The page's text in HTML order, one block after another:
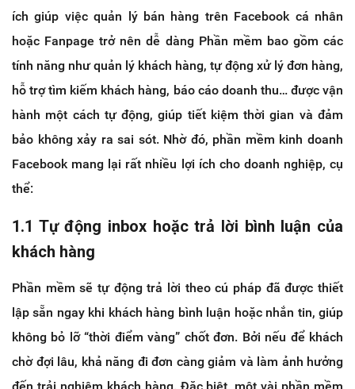
ích giúp việc quản lý bán hàng trên Facebook cá nhân
hoặc Fanpage trở nên dễ dàng Phần mềm bao gồm các
tính năng như quản lý khách hàng, tự động xử lý đơn hàng,
hỗ trợ tìm kiếm khách hàng, báo cáo doanh thu… được vận
hành một cách tự động, giúp tiết kiệm thời gian và đảm
bảo không xảy ra sai sót. Nhờ đó, phần mềm kinh doanh
Facebook mang lại rất nhiều lợi ích cho doanh nghiệp, cụ
thể:
1.1 Tự động inbox hoặc trả lời bình luận của
khách hàng
Phần mềm sẽ tự động trả lời theo cú pháp đã được thiết
lập sẵn ngay khi khách hàng bình luận hoặc nhắn tin, giúp
không bỏ lỡ “thời điểm vàng” chốt đơn. Bởi nếu để khách
chờ đợi lâu, khả năng đi đơn càng giảm và làm ảnh hưởng
đến trải nghiệm khách hàng. Đặc biệt, một vài phần mềm